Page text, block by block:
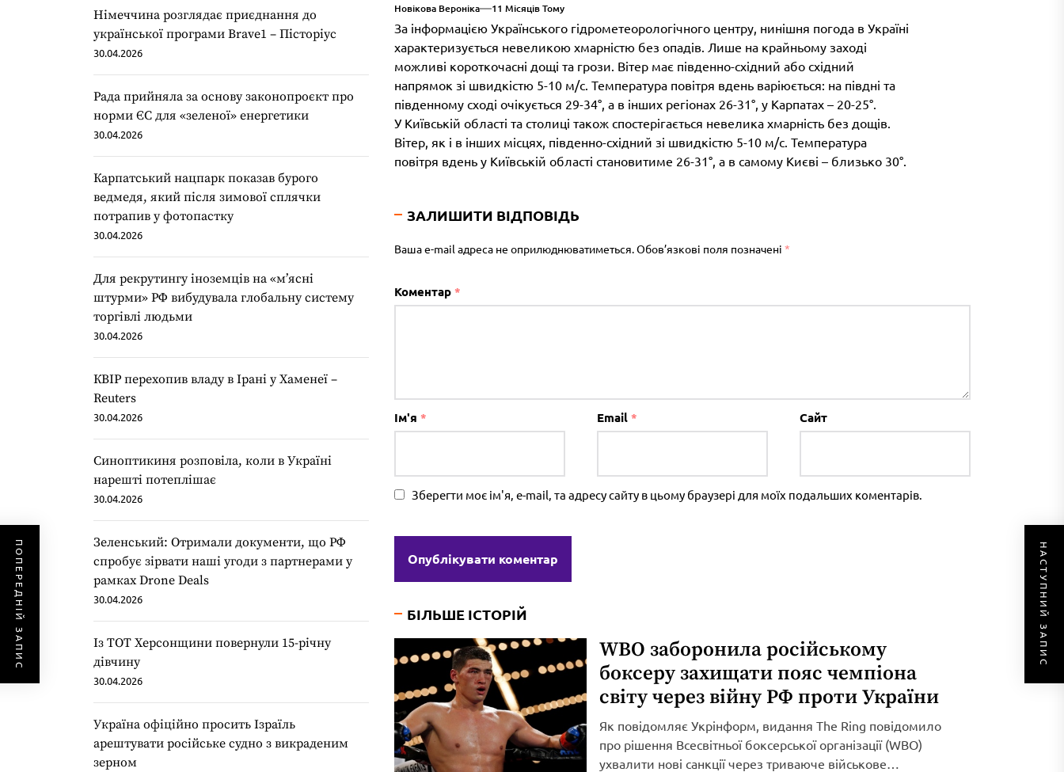
Новікова Вероніка 11 Місяців Тому
За інформацією Українського гідрометеорологічного центру, нинішня погода в Україні
характеризується невеликою хмарністю без опадів. Лише на крайньому заході
можливі короткочасні дощі та грози. Вітер має південно-східний або східний
напрямок зі швидкістю 5-10 м/с. Температура повітря вдень варіюється: на півдні та
південному сході очікується 29-34°, а в інших регіонах 26-31°, у Карпатах – 20-25°.
У Київській області та столиці також спостерігається невелика хмарність без дощів.
Вітер, як і в інших місцях, південно-східний зі швидкістю 5-10 м/с. Температура
повітря вдень у Київській області становитиме 26-31°, а в самому Києві – близько 30°.
ЗАЛИШИТИ ВІДПОВІДЬ
Ваша e-mail адреса не оприлюднюватиметься.Обов’язкові поля позначені *
Коментар *
Ім'я * Email * Сайт
Зберегти моє ім'я, e-mail, та адресу сайту в цьому браузері для моїх подальших коментарів.
ПОПЕРЕДНІЙ ЗАПИС НАСТУПНИЙ ЗАПИС
БІЛЬШЕ ІСТОРІЙ
WBO заборонила російському
боксеру захищати пояс чемпіона
світу через війну РФ проти України
Як повідомляє Укрінформ, видання The Ring повідомило
про рішення Всесвітньої боксерської організації (WBO)
ухвалити нові санкції через триваюче військове
Німеччина розглядає приєднання до
української програми Brave1 – Пісторіус
30.04.2026
Рада прийняла за основу законопроєкт про
норми ЄС для «зеленої» енергетики
30.04.2026
Карпатський нацпарк показав бурого
ведмедя, який після зимової сплячки
потрапив у фотопастку
30.04.2026
Для рекрутингу іноземців на «мʼясні
штурми» РФ вибудувала глобальну систему
торгівлі людьми
30.04.2026
КВІР перехопив владу в Ірані у Хаменеї –
Reuters
30.04.2026
Синоптикиня розповіла, коли в Україні
нарешті потеплішає
30.04.2026
Зеленський: Отримали документи, що РФ
спробує зірвати наші угоди з партнерами у
рамках Drone Deals
30.04.2026
Із ТОТ Херсонщини повернули 15-річну
дівчину
30.04.2026
Україна офіційно просить Ізраїль
арештувати російське судно з викраденим
зерном